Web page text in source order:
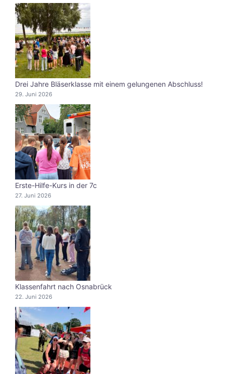
Drei Jahre Bläserklasse mit einem gelungenen Abschluss!
29. Juni 2026
Erste-Hilfe-Kurs in der 7c
27. Juni 2026
Klassenfahrt nach Osnabrück
22. Juni 2026